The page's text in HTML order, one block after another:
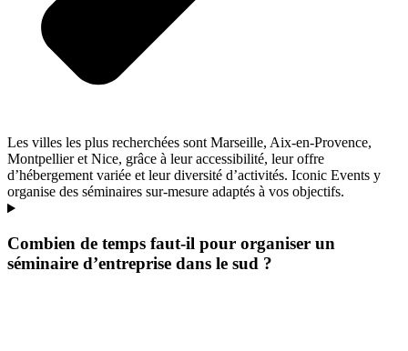
Les villes les plus recherchées sont Marseille, Aix-en-Provence,
Montpellier et Nice, grâce à leur accessibilité, leur offre
d’hébergement variée et leur diversité d’activités. Iconic Events y
organise des séminaires sur-mesure adaptés à vos objectifs.
Combien de temps faut-il pour organiser un
séminaire d’entreprise dans le sud ?